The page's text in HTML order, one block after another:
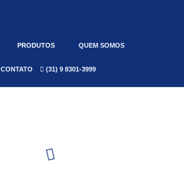
PRODUTOS QUEM SOMOS
CONTATO (31) 9 8301-3999